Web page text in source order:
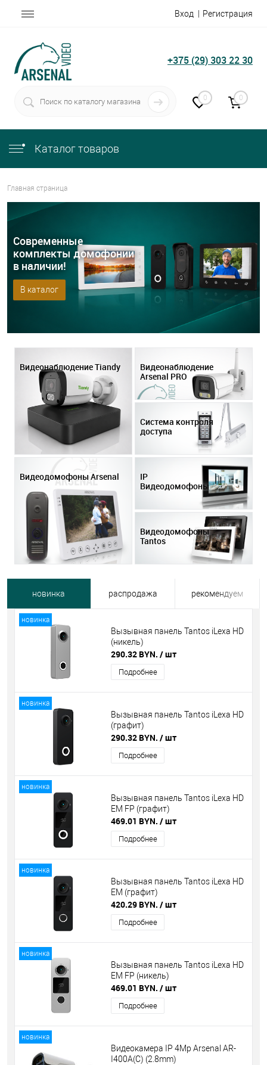
Вход Регистрация
+375 (29) 303 22 30
0 0
Каталог товаров
Главная страница
Современные
комплекты домофонии
в наличии!
В каталог
Видеонаблюдение Tiandy
Видеонаблюдение
Arsenal PRO
Система контроля
доступа
Видеодомофоны Arsenal
IP
Видеодомофоны
Видеодомофоны
Tantos
новинка распродажа рекомендуем
новинка
Вызывная панель Tantos iLexa HD
(никель)
290.32 BYN. / шт
Подробнее
новинка
Вызывная панель Tantos iLexa HD
(графит)
290.32 BYN. / шт
Подробнее
новинка
Вызывная панель Tantos iLexa HD
EM FP (графит)
469.01 BYN. / шт
Подробнее
новинка
Вызывная панель Tantos iLexa HD
EM (графит)
420.29 BYN. / шт
Подробнее
новинка
Вызывная панель Tantos iLexa HD
EM FP (никель)
469.01 BYN. / шт
Подробнее
новинка
Видеокамера IP 4Mp Arsenal AR-
I400A(C) (2.8mm)